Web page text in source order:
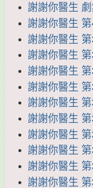
謝謝你醫生
謝謝你醫生
謝謝你醫生
謝謝你醫生
謝謝你醫生
謝謝你醫生
謝謝你醫生
謝謝你醫生
謝謝你醫生
謝謝你醫生
謝謝你醫生
謝謝你醫生